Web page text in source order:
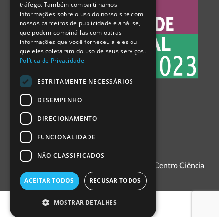
1999 - 2026
Pavilhão do Conhecimento | Centro Ciência
SPANISH
tráfego. Também compartilhamos
informações sobre o uso do nosso site com
nossos parceiros de publicidade e análise,
que podem combiná-las com outras
informações que você forneceu a eles ou
que eles coletaram do uso de seus serviços.
Política de Privacidade
ESTRITAMENTE NECESSÁRIOS
DESEMPENHO
DIRECIONAMENTO
FUNCIONALIDADE
NÃO CLASSIFICADOS
ACEITAR TODOS RECUSAR TODOS
MOSTRAR DETALHES